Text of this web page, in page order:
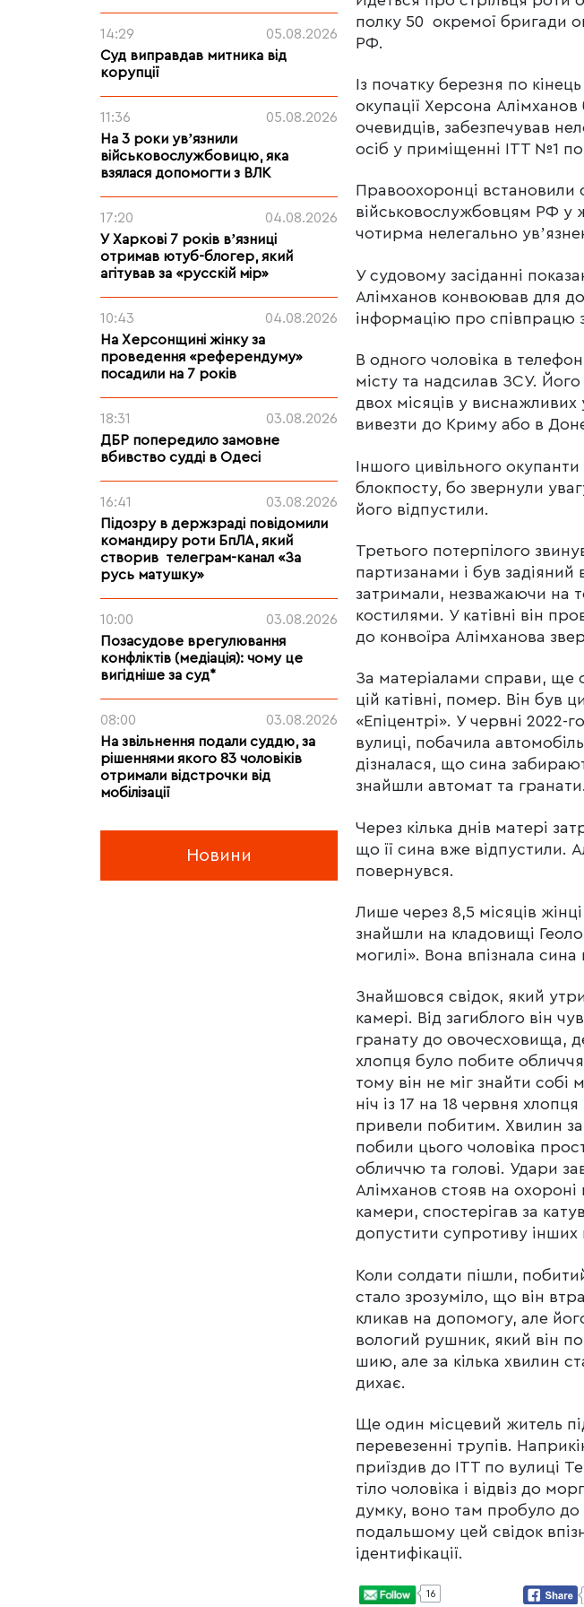
14:29
05.08.2026
Суд виправдав митника від
корупції
11:36
05.08.2026
На 3 роки увʼязнили
військовослужбовицю, яка
взялася допомогти з ВЛК
17:20
04.08.2026
У Харкові 7 років вʼязниці
отримав ютуб-блогер, який
агітував за «русскій мір»
10:43
04.08.2026
На Херсонщині жінку за
проведення «референдуму»
посадили на 7 років
18:31
03.08.2026
ДБР попередило замовне
вбивство судді в Одесі
16:41
03.08.2026
Підозру в держзраді повідомили
командиру роти БпЛА, який
створив телеграм-канал «За
русь матушку»
10:00
03.08.2026
Позасудове врегулювання
конфліктів (медіація): чому це
вигідніше за суд*
08:00
03.08.2026
На звільнення подали суддю, за
рішеннями якого 83 чоловіків
отримали відстрочки від
мобілізації
Новини
полку 50 окремої бригади
РФ.
Із початку березня по
окупації Херсона
очевидців, забезпечував
осіб у приміщенні ІТТ №1 по
Правоохоронці встановили
військовослужбовцям РФ у
чотирма нелегально
У судовому засіданні
Алімханов конвоював для
інформацію про співпрацю
В одного чоловіка в
місту та надсилав ЗСУ.
двох місяців у
вивезти до Криму або в
Іншого цивільного
блокпосту, бо звернули
його відпустили.
Третього потерпілого
партизанами і був задіяний
затримали, незважаючи на
костилями. У катівні він
до конвоїра Алімханова
За матеріалами справи, ще
цій катівні, помер. Він був
«Епіцентрі». У червні 2022-
вулиці, побачила
дізналася, що сина
знайшли автомат та гранати.
Через кілька днів матері
що її сина вже відпустили.
повернувся.
Лише через 8,5 місяців
знайшли на кладовищі
могилі». Вона впізнала
Знайшовся свідок, який
камері. Від загиблого він
гранату до овочесховища,
хлопця було побите
тому він не міг знайти собі
ніч із 17 на 18 червня
привели побитим. Хвилин за
побили цього чоловіка
обличчю та голові. Удари
Алімханов стояв на охороні
камери, спостерігав за
допустити супротиву інших
Коли солдати пішли,
стало зрозуміло, що він
кликав на допомогу, але
вологий рушник, який він
шию, але за кілька хвилин
дихає.
Ще один місцевий житель
перевезенні трупів.
приїздив до ІТТ по вулиці
тіло чоловіка і відвіз до
думку, воно там пробуло до
подальшому цей свідок
ідентифікації.
16